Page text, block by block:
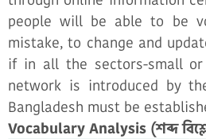
people will be able to be
mistake, to change and
if in all the sectors-small or
network is introduced by
Bangladesh must be
Vocabulary Analysis (শব্দ